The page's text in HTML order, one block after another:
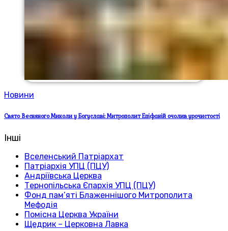
Новини
Свято Весняного Миколи у Богуславі: Митрополит Епіфаній очолив урочистості
Інші
Вселенський Патріархат
Патріархія УПЦ (ПЦУ)
Андріївська Церква
Тернопільська Єпархія УПЦ (ПЦУ)
Фонд пам’яті Блаженнішого Митрополита
Мефодія
Помісна Церква України
Щедрик – Церковна Лавка